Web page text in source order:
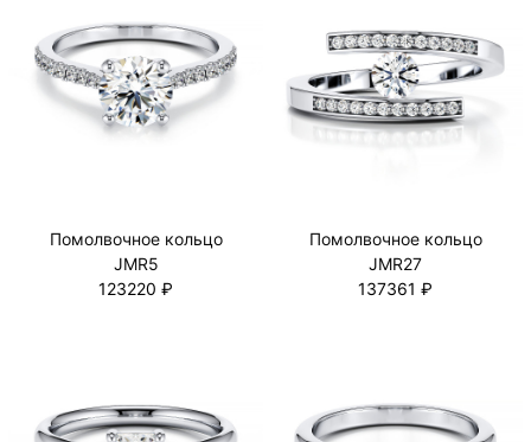
Помолвочное кольцо
JMR5
123220 ₽
Помолвочное кольцо
JMR27
137361 ₽